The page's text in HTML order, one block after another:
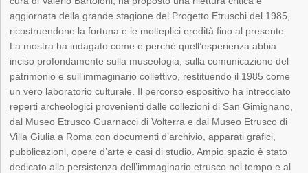
aggiornata della grande stagione del Progetto Etruschi del 1985,
ricostruendone la fortuna e le molteplici eredità fino al presente.
La mostra ha indagato come e perché quell’esperienza abbia
inciso profondamente sulla museologia, sulla comunicazione del
patrimonio e sull’immaginario collettivo, restituendo il 1985 come
un vero laboratorio culturale. Il percorso espositivo ha intrecciato
reperti archeologici provenienti dalle collezioni di San Gimignano,
dal Museo Etrusco Guarnacci di Volterra e dal Museo Etrusco di
Villa Giulia a Roma con documenti d’archivio, apparati grafici,
pubblicazioni, opere d’arte e casi di studio. Ampio spazio è stato
dedicato alla persistenza dell’immaginario etrusco nel tempo e al